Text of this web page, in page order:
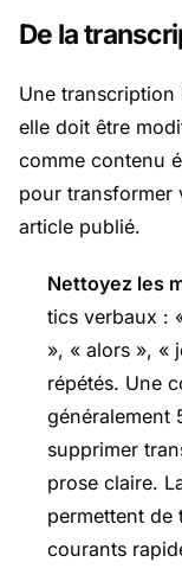
De la
Une
elle doit être
comme contenu
pour transformer
article publié.
Nettoyez les
tics verbaux :
», « alors », «
répétés. Une
généralement
supprimer
prose claire.
permettent de
courants